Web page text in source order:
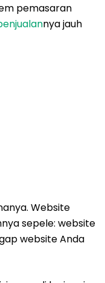
pemasaran
nya jauh
Website
sepele: website
website Anda